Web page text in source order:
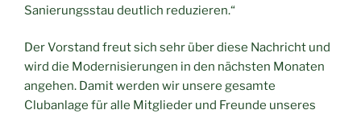
Sanierungsstau deutlich reduzieren.“
Der Vorstand freut sich sehr über diese Nachricht und
wird die Modernisierungen in den nächsten Monaten
angehen. Damit werden wir unsere gesamte
Clubanlage für alle Mitglieder und Freunde unseres